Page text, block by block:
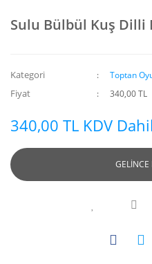
Sulu Bülbül Kuş Dilli
Kategori Toptan
Fiyat 340,00 TL
340,00 TL KDV Dahil
GELİNCE